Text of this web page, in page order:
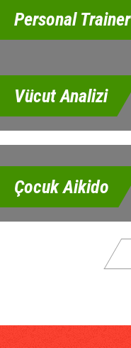
Personal Trainer
Vücut Analizi
Çocuk Aikido